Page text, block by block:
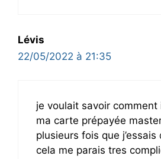
Lévis
22/05/2022 à 21:35
je voulait savoir
ma carte prépayée
plusieurs fois que j’essais
cela me parais tres